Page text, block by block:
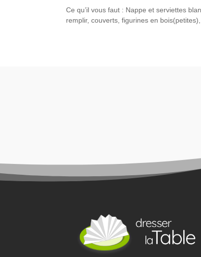
Ce qu’il vous faut : Nappe et serviettes
remplir, couverts, figurines en